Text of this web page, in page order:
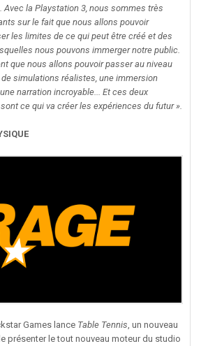
la Playstation 3, nous sommes très
sur le fait que nous allons pouvoir
les limites de ce qui peut être créé et des
nous pouvons immerger notre public.
que nous allons pouvoir passer au niveau
simulations réalistes, une immersion
narration incroyable... Et ces deux
ce qui va créer les expériences du futur ».
Games lance Table Tennis, un nouveau
présenter le tout nouveau moteur du studio